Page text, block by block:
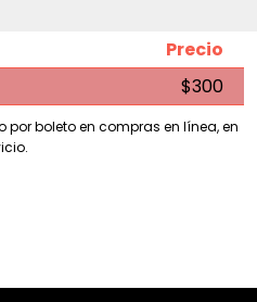
Precio
$300
por boleto en compras en línea, en